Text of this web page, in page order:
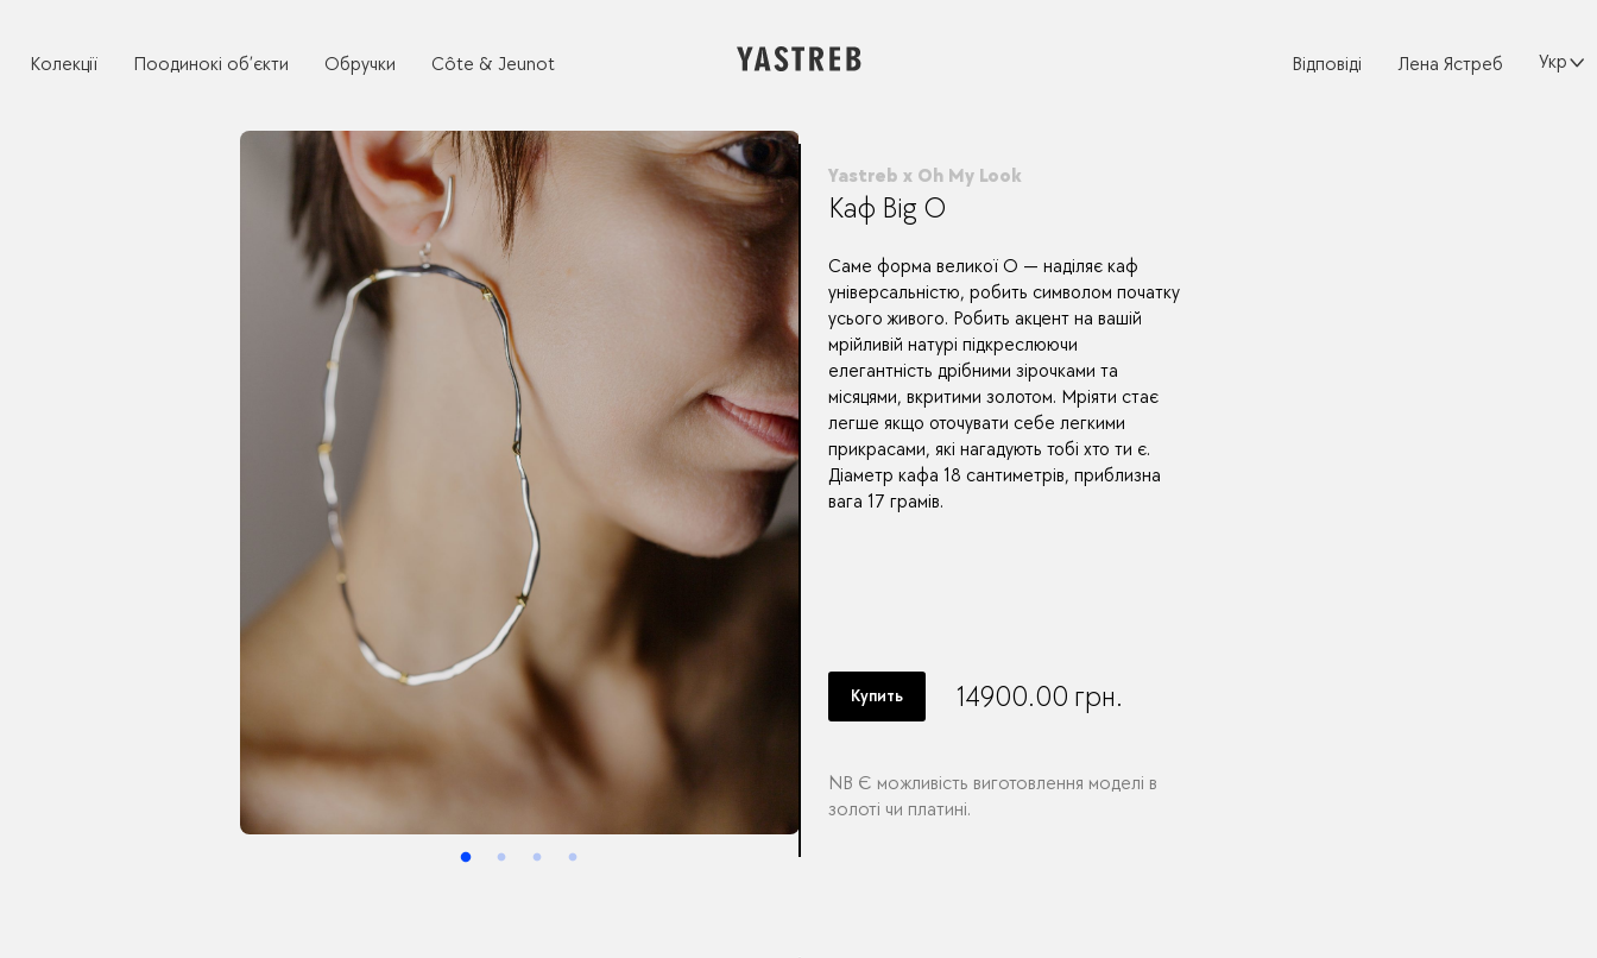
Колекції Поодинокі об’єкти Обручки Côte & Jeunot Відповіді Лена Ястреб
Yastreb x Oh My Look
Каф Big O
Саме форма великої О — наділяє каф
універсальністю, робить символом початку
усього живого. Робить акцент на вашій
мрійливій натурі підкреслюючи
елегантність дрібними зірочками та
місяцями, вкритими золотом. Мріяти стає
легше якщо оточувати себе легкими
прикрасами, які нагадують тобі хто ти є.
Діаметр кафа 18 сантиметрів, приблизна
вага 17 грамів.
Купить 14900.00 грн.
NB Є можливість виготовлення моделі в
золоті чи платині.